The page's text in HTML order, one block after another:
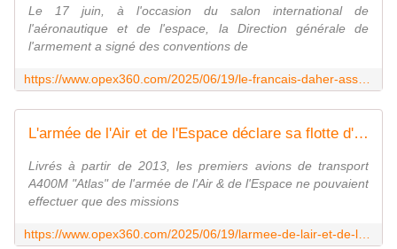
Le 17 juin, à l'occasion du salon international de
l'aéronautique et de l'espace, la Direction générale de
l'armement a signé des conventions de
L'armée de l'Air et de l'Espace déclare sa flotte d'A400M Atlas "pleinement opérationnelle" - Zone Militaire
Livrés à partir de 2013, les premiers avions de transport
A400M "Atlas" de l'armée de l'Air & de l'Espace ne pouvaient
effectuer que des missions